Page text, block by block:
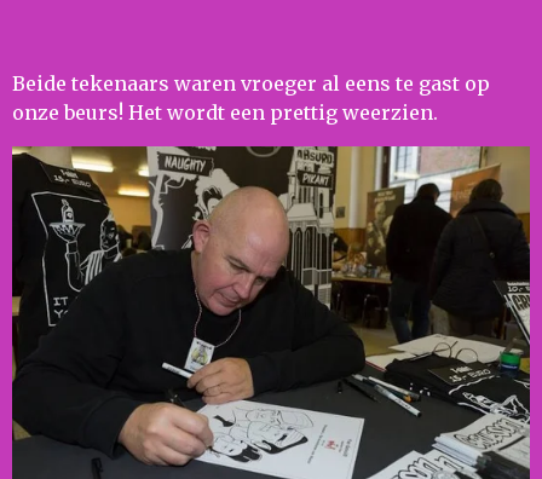
Beide tekenaars waren vroeger al eens te gast op
onze beurs! Het wordt een prettig weerzien.